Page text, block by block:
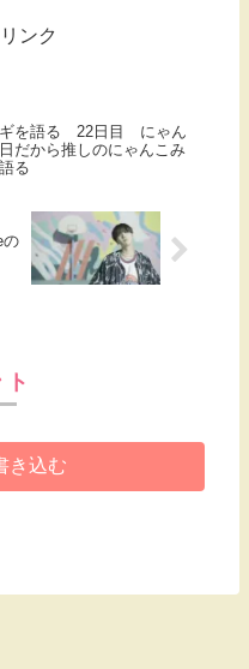
ンク
ギを語る 22日目 にゃん
だから推しのにゃんこみ
る
の
き込む